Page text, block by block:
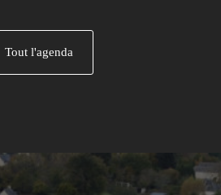
Tout l'agenda